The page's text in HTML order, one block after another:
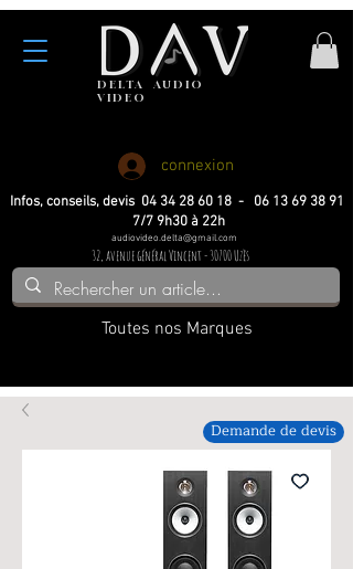
DELTA
AUDIO
VIDEO
connexion
Infos, conseils, devis 04 34 28 60 18 - 06 13 69 38 91
7/7 9h30 à 22h
audiovideo.delta@gmail.com
32, avenue général Vincent - 30700 Uzès
Toutes nos Marques
Demande de devis